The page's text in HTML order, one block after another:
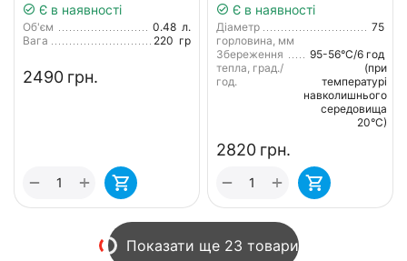
Є в наявності
Об'єм 0.48 л.
Вага
220 гр
‍2490‍ грн.
+
−
Є в наявності
Діаметр
горловина, мм
75
Збереження
тепла, град./
год.
95-56°С/6 год
(при
температурі
навколишнього
середовища
20°С)
‍2820‍ грн.
+
−
Показати ще 23 товари